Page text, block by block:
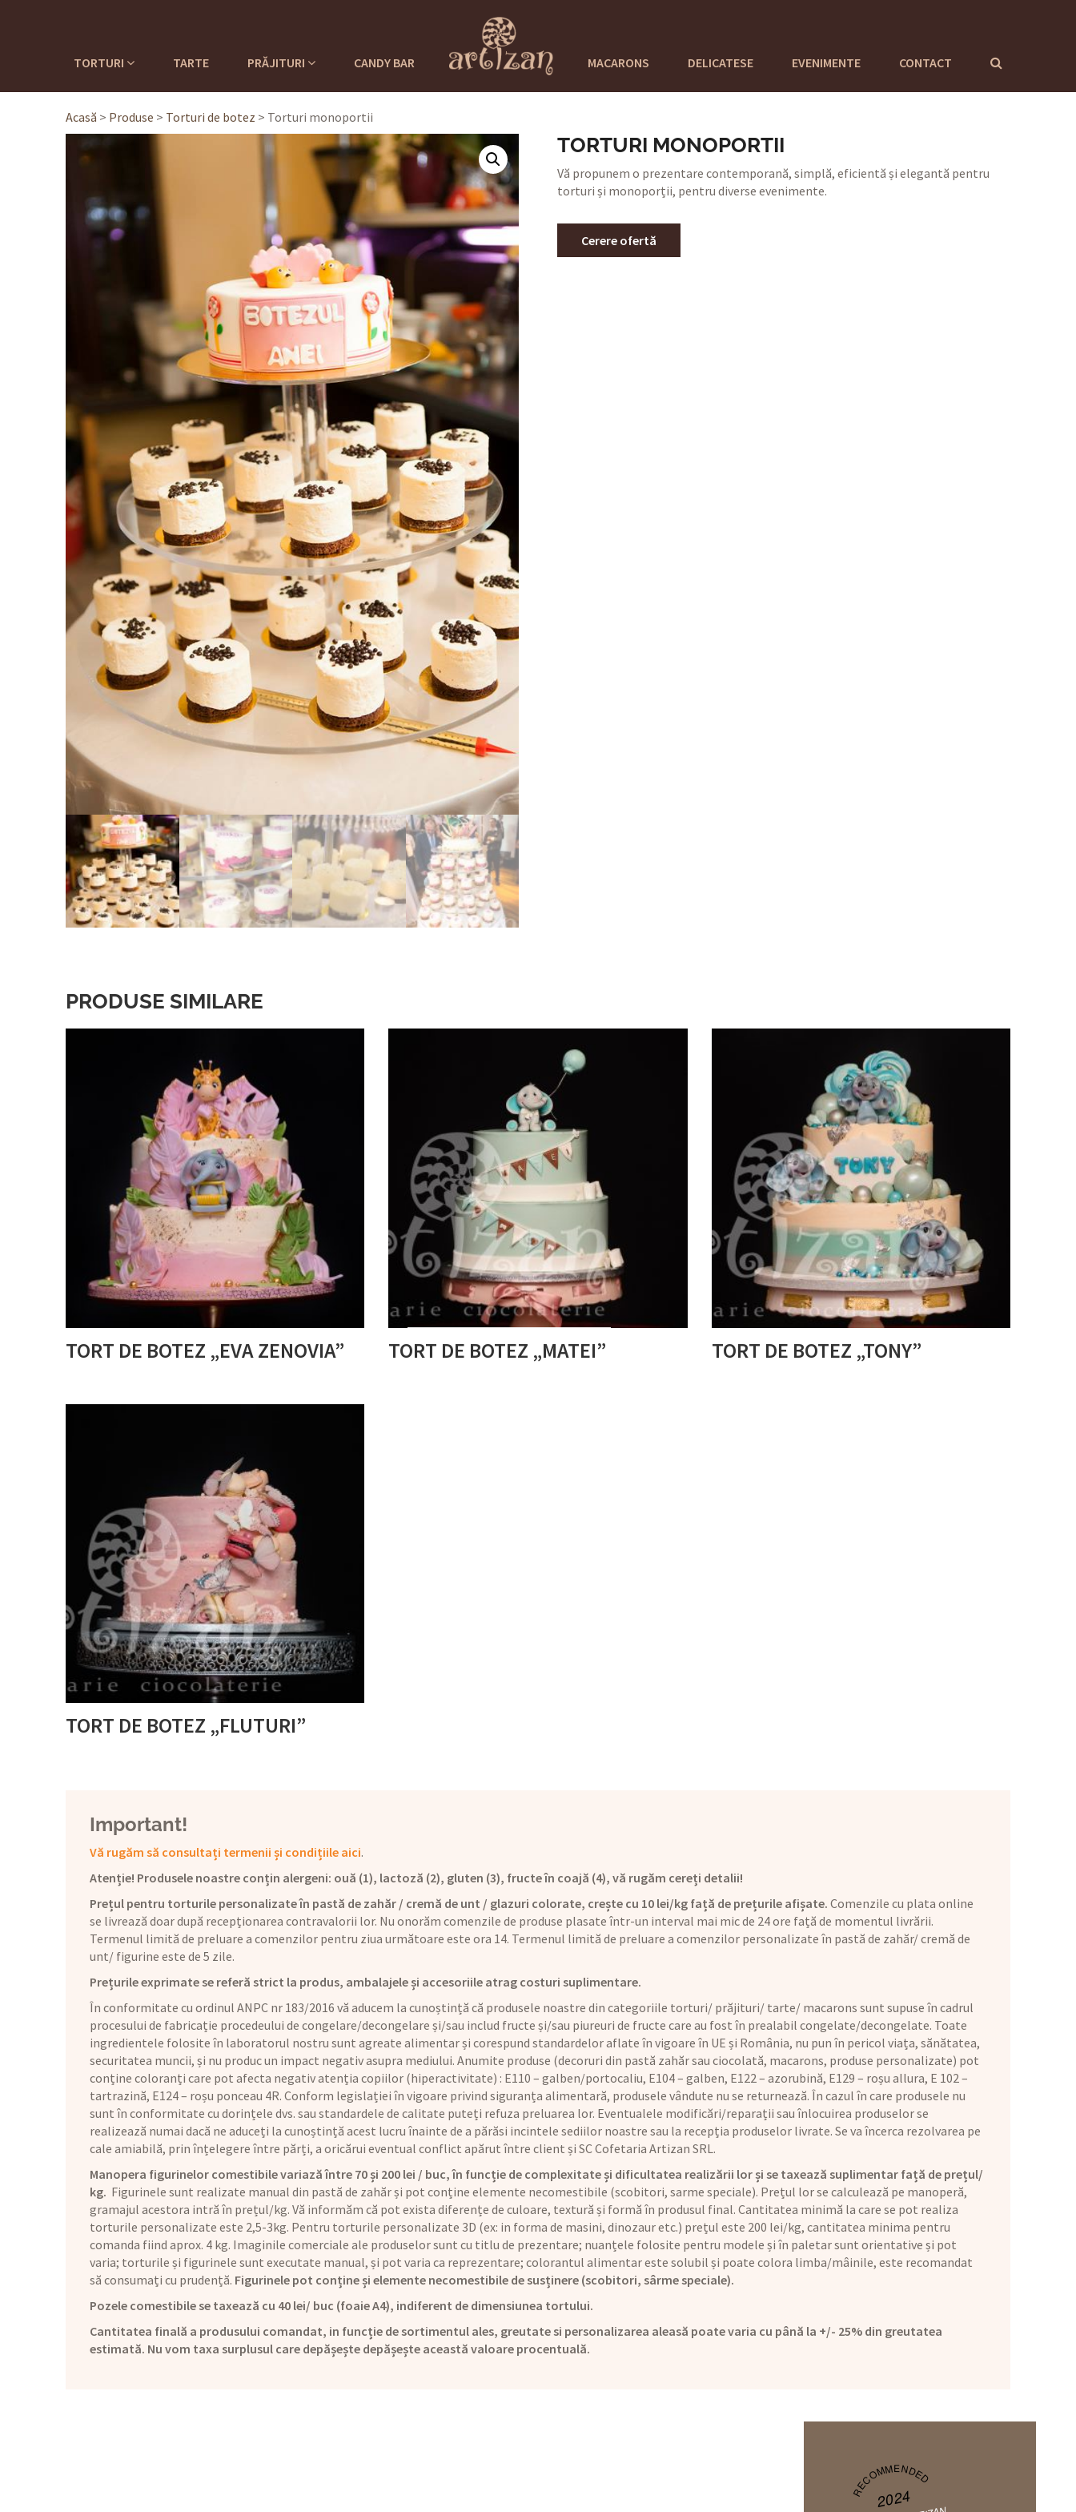
TORTURI TARTE PRĂJITURI CANDY BAR MACARONS DELICATESE EVENIMENTE CONTACT
Acasă > Produse > Torturi de botez > Torturi monoportii
TORTURI MONOPORTII
Vă propunem o prezentare contemporană, simplă, eficientă și elegantă pentru
torturi și monoporții, pentru diverse evenimente.
Cerere ofertă
PRODUSE SIMILARE
TORT DE BOTEZ „EVA ZENOVIA” TORT DE BOTEZ „MATEI” TORT DE BOTEZ „TONY”
TORT DE BOTEZ „FLUTURI”
Important!
Vă rugăm să consultați termenii și condițiile aici.
Atenție! Produsele noastre conțin alergeni: ouă (1), lactoză (2), gluten (3), fructe în coajă (4), vă rugăm cereți detalii!
Prețul pentru torturile personalizate în pastă de zahăr / cremă de unt / glazuri colorate, crește cu 10 lei/kg față de prețurile afișate. Comenzile cu plata online
se livrează doar după recepționarea contravalorii lor. Nu onorăm comenzile de produse plasate într-un interval mai mic de 24 ore față de momentul livrării.
Termenul limită de preluare a comenzilor pentru ziua următoare este ora 14. Termenul limită de preluare a comenzilor personalizate în pastă de zahăr/ cremă de
unt/ figurine este de 5 zile.
Prețurile exprimate se referă strict la produs, ambalajele și accesoriile atrag costuri suplimentare.
În conformitate cu ordinul ANPC nr 183/2016 vă aducem la cunoștință că produsele noastre din categoriile torturi/ prăjituri/ tarte/ macarons sunt supuse în cadrul
procesului de fabricație procedeului de congelare/decongelare și/sau includ fructe și/sau piureuri de fructe care au fost în prealabil congelate/decongelate. Toate
ingredientele folosite în laboratorul nostru sunt agreate alimentar și corespund standardelor aflate în vigoare în UE și România, nu pun în pericol viața, sănătatea,
securitatea muncii, și nu produc un impact negativ asupra mediului. Anumite produse (decoruri din pastă zahăr sau ciocolată, macarons, produse personalizate) pot
conține coloranți care pot afecta negativ atenția copiilor (hiperactivitate) : E110 – galben/portocaliu, E104 – galben, E122 – azorubină, E129 – roșu allura, E 102 –
tartrazină, E124 – roșu ponceau 4R. Conform legislației în vigoare privind siguranța alimentară, produsele vândute nu se returnează. În cazul în care produsele nu
sunt în conformitate cu dorințele dvs. sau standardele de calitate puteți refuza preluarea lor. Eventualele modificări/reparații sau înlocuirea produselor se
realizează numai dacă ne aduceți la cunoștință acest lucru înainte de a părăsi incintele sediilor noastre sau la recepția produselor livrate. Se va încerca rezolvarea pe
cale amiabilă, prin înțelegere între părți, a oricărui eventual conflict apărut între client și SC Cofetaria Artizan SRL.
Manopera figurinelor comestibile variază între 70 și 200 lei / buc, în funcție de complexitate și dificultatea realizării lor și se taxează suplimentar față de prețul/
kg. Figurinele sunt realizate manual din pastă de zahăr și pot conține elemente necomestibile (scobitori, sarme speciale). Prețul lor se calculează pe manoperă,
gramajul acestora intră în prețul/kg. Vă informăm că pot exista diferențe de culoare, textură și formă în produsul final. Cantitatea minimă la care se pot realiza
torturile personalizate este 2,5-3kg. Pentru torturile personalizate 3D (ex: in forma de masini, dinozaur etc.) prețul este 200 lei/kg, cantitatea minima pentru
comanda fiind aprox. 4 kg. Imaginile comerciale ale produselor sunt cu titlu de prezentare; nuanțele folosite pentru modele și în paletar sunt orientative și pot
varia; torturile și figurinele sunt executate manual, și pot varia ca reprezentare; colorantul alimentar este solubil și poate colora limba/mâinile, este recomandat
să consumați cu prudență. Figurinele pot conține și elemente necomestibile de susținere (scobitori, sârme speciale).
Pozele comestibile se taxează cu 40 lei/ buc (foaie A4), indiferent de dimensiunea tortului.
Cantitatea finală a produsului comandat, in funcție de sortimentul ales, greutate si personalizarea aleasă poate varia cu până la +/- 25% din greutatea
estimată. Nu vom taxa surplusul care depășește depășește această valoare procentuală.
RECOMMENDED
2024